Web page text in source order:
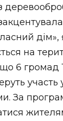
дім»,
на
6 громад
участь
За